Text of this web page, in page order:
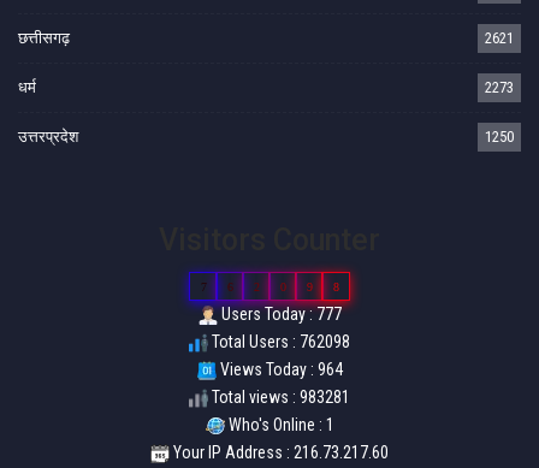
छत्तीसगढ़ 2621
धर्म 2273
उत्तरप्रदेश 1250
7 6 2 0 9 8
Users Today : 777
Total Users : 762098
Views Today : 964
Total views : 983281
Who's Online : 1
Your IP Address : 216.73.217.60